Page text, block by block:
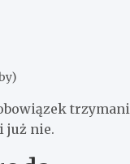
już nie.